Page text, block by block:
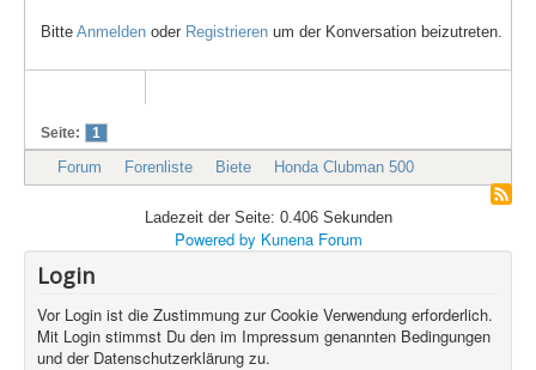
Bitte Anmelden oder Registrieren um der Konversation beizutreten.
Seite: 1
Forum Forenliste Biete Honda Clubman 500
Ladezeit der Seite: 0.406 Sekunden
Powered by Kunena Forum
Login
Vor Login ist die Zustimmung zur Cookie Verwendung erforderlich.
Mit Login stimmst Du den im Impressum genannten Bedingungen
und der Datenschutzerklärung zu.